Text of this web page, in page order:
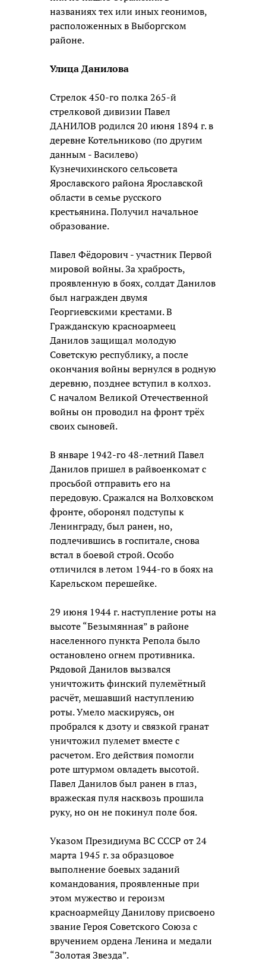
названиях тех или иных геонимов,
расположенных в Выборгском
районе.
Улица Данилова
Стрелок 450-го полка 265-й
стрелковой дивизии Павел
ДАНИЛОВ родился 20 июня 1894 г. в
деревне Котельниково (по другим
данным - Василево)
Кузнечихинского сельсовета
Ярославского района Ярославской
области в семье русского
крестьянина. Получил начальное
образование.
Павел Фёдорович - участник Первой
мировой войны. За храбрость,
проявленную в боях, солдат Данилов
был награжден двумя
Георгиевскими крестами. В
Гражданскую красноармеец
Данилов защищал молодую
Советскую республику, а после
окончания войны вернулся в родную
деревню, позднее вступил в колхоз.
С началом Великой Отечественной
войны он проводил на фронт трёх
своих сыновей.
В январе 1942-го 48-летний Павел
Данилов пришел в райвоенкомат с
просьбой отправить его на
передовую. Сражался на Волховском
фронте, оборонял подступы к
Ленинграду, был ранен, но,
подлечившись в госпитале, снова
встал в боевой строй. Особо
отличился в летом 1944-го в боях на
Карельском перешейке.
29 июня 1944 г. наступление роты на
высоте “Безымянная” в районе
населенного пункта Репола было
остановлено огнем противника.
Рядовой Данилов вызвался
уничтожить финский пулемётный
расчёт, мешавший наступлению
роты. Умело маскируясь, он
пробрался к дзоту и связкой гранат
уничтожил пулемет вместе с
расчетом. Его действия помогли
роте штурмом овладеть высотой.
Павел Данилов был ранен в глаз,
вражеская пуля насквозь прошила
руку, но он не покинул поле боя.
Указом Президиума ВС СССР от 24
марта 1945 г. за образцовое
выполнение боевых заданий
командования, проявленные при
этом мужество и героизм
красноармейцу Данилову присвоено
звание Героя Советского Союза с
вручением ордена Ленина и медали
“Золотая Звезда”.